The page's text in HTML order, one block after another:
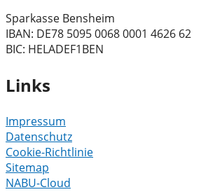
Sparkasse Bensheim
IBAN: DE78 5095 0068 0001 4626 62
BIC: HELADEF1BEN
Links
Impressum
Datenschutz
Cookie-Richtlinie
Sitemap
NABU-Cloud